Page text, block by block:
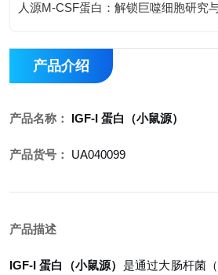
产品介绍
产品名称： IGF-I 蛋白（小鼠源）
产品货号： UA040099
产品描述
IGF-I 蛋白（小鼠源） 是通过大肠杆菌（